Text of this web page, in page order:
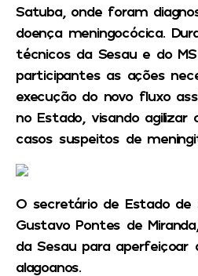
Satuba, onde foram
doença meningocócica.
técnicos da Sesau e do
participantes as ações
execução do novo fluxo
no Estado, visando
casos suspeitos de
O secretário de Estado de
Gustavo Pontes de
da Sesau para aperfeiçoar
alagoanos.